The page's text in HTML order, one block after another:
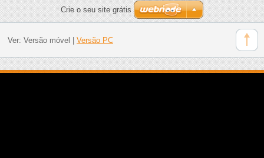
Crie o seu site grátis
Ver: Versão móvel Versão PC